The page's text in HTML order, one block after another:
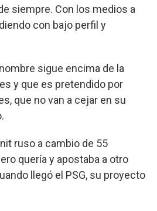
siempre. Con los medios a
con bajo perfil y
sigue encima de la
y que es pretendido por
que no van a cejar en su
ruso a cambio de 55
quería y apostaba a otro
llegó el PSG, su proyecto